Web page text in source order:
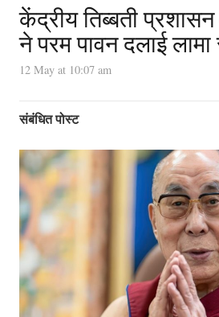
केंद्रीय तिब्बती प्रशासन
ने परम पावन दलाई
12 May at 10:07 am
संबंधित पोस्ट